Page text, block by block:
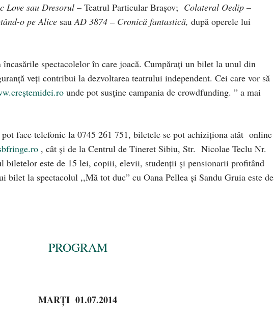
Love sau Dresorul – Teatrul Particular Braşov; Colateral Oedip –
o pe Alice sau AD 3874 – Cronică fantastică, după operele lui
spectacolelor în care joacă. Cumpăraţi un bilet la unul din
veţi contribui la dezvoltarea teatrului independent. Cei care vor să
unde pot susţine campania de crowdfunding. ” a mai
pot face telefonic la 0745 261 751, biletele se pot achiziţiona atât online
, cât şi de la Centrul de Tineret Sibiu, Str. Nicolae Teclu Nr.
biletelor este de 15 lei, copiii, elevii, studenţii şi pensionarii profitând
bilet la spectacolul ,,Mă tot duc” cu Oana Pellea şi Sandu Gruia este de
PROGRAM
MARŢI 01.07.2014